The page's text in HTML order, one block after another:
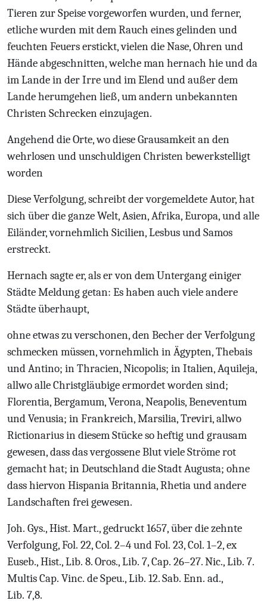
Tieren zur Speise vorgeworfen wurden, und ferner,
etliche wurden mit dem Rauch eines gelinden und
feuchten Feuers erstickt, vielen die Nase, Ohren und
Hände abgeschnitten, welche man hernach hie und da
im Lande in der Irre und im Elend und außer dem
Lande herumgehen ließ, um andern unbekannten
Christen Schrecken einzujagen.
Angehend die Orte, wo diese Grausamkeit an den
wehrlosen und unschuldigen Christenbewerkstelligt
worden
Diese Verfolgung, schreibt der vorgemeldete Autor, hat
sich über die ganze Welt, Asien, Afrika, Europa, und alle
Eiländer, vornehmlich Sicilien, Lesbus und Samos
erstreckt.
Hernach sagte er, als er von dem Untergang einiger
Städte Meldung getan: Es haben auch viele andere
Städte überhaupt,
ohne etwas zu verschonen, den Becher der Verfolgung
schmecken müssen, vornehmlich in Ägypten, Thebais
und Antino; in Thracien, Nicopolis; in Italien, Aquileja,
allwo alle Christgläubige ermordet worden sind;
Florentia, Bergamum, Verona, Neapolis, Beneventum
und Venusia; in Frankreich, Marsilia, Treviri, allwo
Rictionarius in diesem Stücke so heftig und grausam
gewesen, dass das vergossene Blut viele Ströme rot
gemacht hat; in Deutschland die Stadt Augusta; ohne
dass hiervon Hispania Britannia, Rhetia und andere
Landschaften frei gewesen.
Joh. Gys., Hist. Mart., gedruckt 1657, über die zehnte
Verfolgung, Fol. 22, Col. 2–4 und Fol. 23, Col. 1–2, ex
Euseb., Hist., Lib. 8. Oros., Lib. 7, Cap. 26–27. Nic., Lib. 7.
Multis Cap. Vinc. de Speu., Lib. 12. Sab. Enn. ad.,
Lib. 7,8.